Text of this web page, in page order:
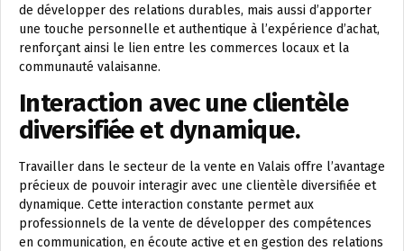
de développer des relations durables, mais aussi d’apporter
une touche personnelle et authentique à l’expérience d’achat,
renforçant ainsi le lien entre les commerces locaux et la
communauté valaisanne.
Interaction avec une clientèle
diversifiée et dynamique.
Travailler dans le secteur de la vente en Valais offre l’avantage
précieux de pouvoir interagir avec une clientèle diversifiée et
dynamique. Cette interaction constante permet aux
professionnels de la vente de développer des compétences
en communication, en écoute active et en gestion des relations